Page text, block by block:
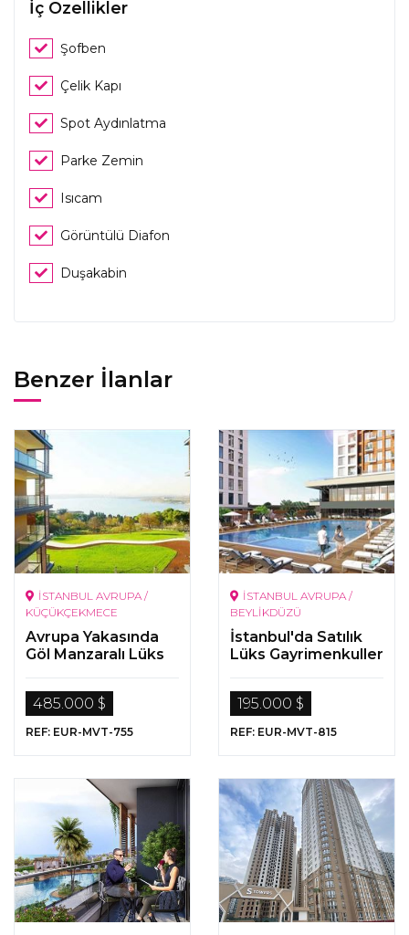
İç Özellikler
Şofben
Çelik Kapı
Spot Aydınlatma
Parke Zemin
Isıcam
Görüntülü Diafon
Duşakabin
Benzer İlanlar
İSTANBUL AVRUPA /
KÜÇÜKÇEKMECE
Avrupa Yakasında
Göl Manzaralı Lüks
485.000 $
REF: EUR-MVT-755
İSTANBUL AVRUPA /
BEYLİKDÜZÜ
İstanbul'da Satılık
Lüks Gayrimenkuller
195.000 $
REF: EUR-MVT-815